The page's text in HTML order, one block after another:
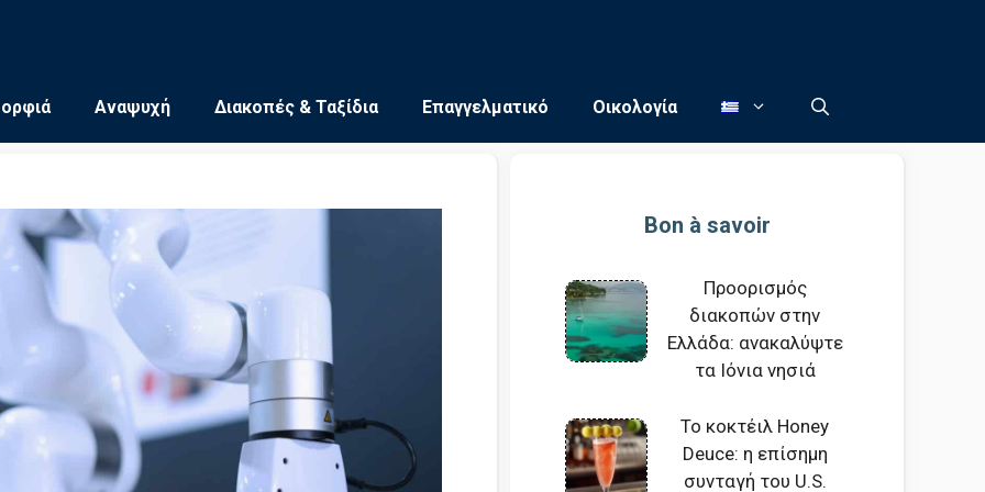
Αναψυχή Διακοπές & Ταξίδια Επαγγελματικό Οικολογία
Bon à savoir
Προορισμός
διακοπών στην
Ελλάδα: ανακαλύψτε
τα Ιόνια νησιά
Το κοκτέιλ Honey
Deuce: η επίσημη
συνταγή του U.S.